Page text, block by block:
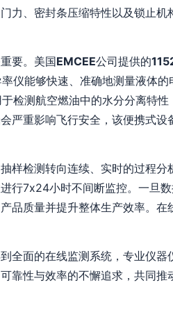
力、密封条压缩特性以及锁止
要。美国EMCEE公司提供的
仪能够快速、准确地测量液体
检测航空燃油中的水分分离特
严重影响飞行安全，该便携式
检测转向连续、实时的过程分
行7x24小时不间断监控。一旦
品质量并提升整体生产效率。
全面的在线监测系统，专业仪
靠性与效率的不懈追求，共同